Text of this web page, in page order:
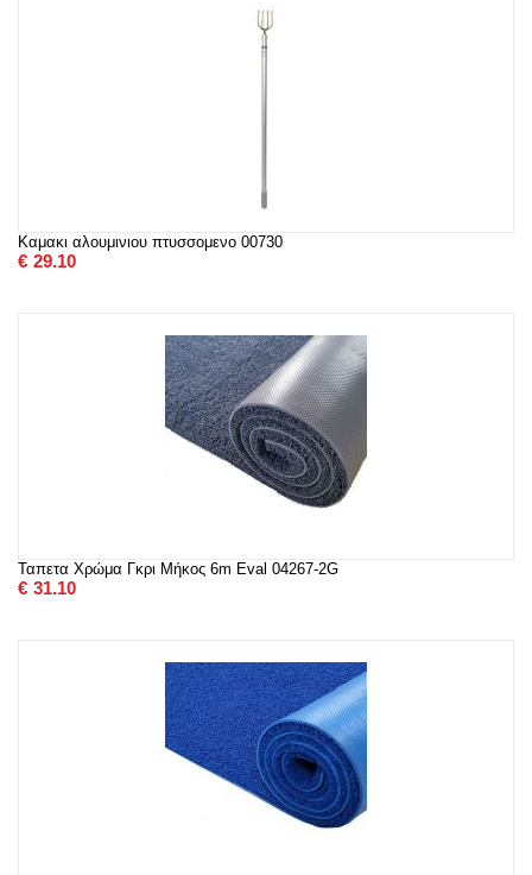
Καμακι αλουμινιου πτυσσομενο 00730
€ 29.10
Ταπετα Χρώμα Γκρι Μήκος 6m Eval 04267-2G
€ 31.10